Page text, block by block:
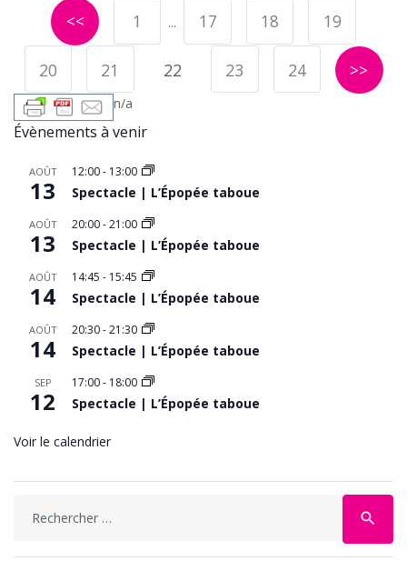
<< 1 ... 17 18 19
20 21 22 23 24 >>
n/a
Évènements à venir
AOÛT
13
12:00- 13:00
Spectacle | L’Épopée taboue
AOÛT
13
20:00-21:00
Spectacle | L’Épopée taboue
AOÛT
14
14:45 - 15:45
Spectacle | L’Épopée taboue
AOÛT
14
20:30-21:30
Spectacle | L’Épopée taboue
SEP
12
17:00- 18:00
Spectacle | L’Épopée taboue
Voir le calendrier
search